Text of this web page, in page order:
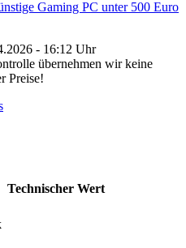
Gaming PC unter 500 Euro
- 16:12 Uhr
übernehmen wir keine
Preise!
Technischer Wert